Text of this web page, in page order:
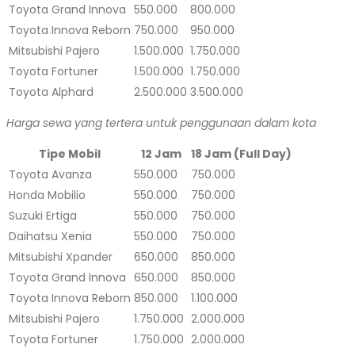
Toyota Grand Innova 550.000
800.000
Toyota Innova Reborn 750.000
950.000
Mitsubishi Pajero
1.500.000 1.750.000
Toyota Fortuner
1.500.000 1.750.000
Toyota Alphard
2.500.000 3.500.000
Harga sewa yang tertera untuk penggunaan dalam kota
Tipe Mobil
12 Jam
18 Jam (Full Day)
Toyota Avanza
550.000
750.000
Honda Mobilio
550.000
750.000
Suzuki Ertiga
550.000
750.000
Daihatsu Xenia
550.000
750.000
Mitsubishi Xpander
650.000
850.000
Toyota Grand Innova 650.000
850.000
Toyota Innova Reborn 850.000
1.100.000
Mitsubishi Pajero
1.750.000 2.000.000
Toyota Fortuner
1.750.000 2.000.000